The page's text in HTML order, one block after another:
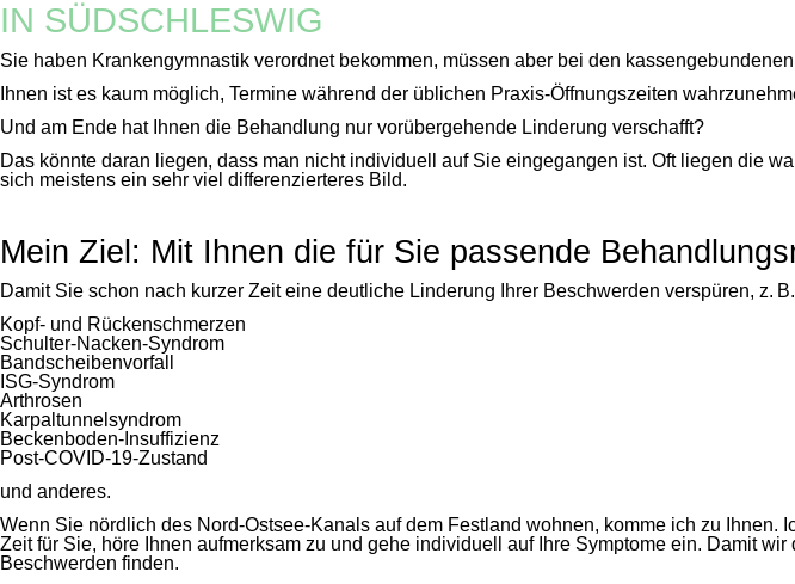
IN SÜDSCHLESWIG
Sie haben Krankengymnastik verordnet bekommen, müssen aber bei den
Ihnen ist es kaum möglich, Termine während der üblichen Praxis-Öffnungszeiten
Und am Ende hat Ihnen die Behandlung nur vorübergehende Linderung verschafft?
Das könnte daran liegen, dass man nicht individuell auf Sie eingegangen ist. Oft liegen die
sich meistens ein sehr viel differenzierteres Bild.
Mein Ziel: Mit Ihnen die für Sie passende
Damit Sie schon nach kurzer Zeit eine deutliche Linderung Ihrer Beschwerden verspüren, z.
Kopf- und Rückenschmerzen
Schulter-Nacken-Syndrom
Bandscheibenvorfall
ISG-Syndrom
Arthrosen
Karpaltunnelsyndrom
Beckenboden-Insuffizienz
Post-COVID-19-Zustand
und anderes.
Wenn Sie nördlich des Nord-Ostsee-Kanals auf dem Festland wohnen, komme ich zu Ihnen.
Zeit für Sie, höre Ihnen aufmerksam zu und gehe individuell auf Ihre Symptome ein. Damit
Beschwerden finden.